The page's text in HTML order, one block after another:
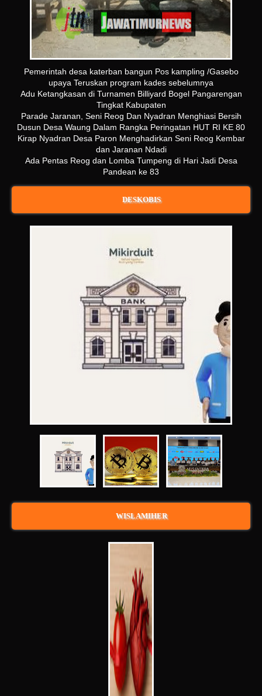
Pemerintah desa katerban bangun Pos kampling /Gasebo
upaya Teruskan program kades sebelumnya
Adu Ketangkasan di Turnamen Billiyard Bogel Pangarengan
Tingkat Kabupaten
Parade Jaranan, Seni Reog Dan Nyadran Menghiasi Bersih
Dusun Desa Waung Dalam Rangka Peringatan HUT RI KE 80
Kirap Nyadran Desa Paron Menghadirkan Seni Reog Kembar
dan Jaranan Ndadi
Ada Pentas Reog dan Lomba Tumpeng di Hari Jadi Desa
Pandean ke 83
DESKOBIS
WISLAMIHER